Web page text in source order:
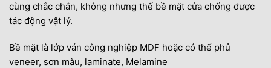
cùng chắc chắn, không nhưng thế bề mặt cửa chống được
tác động vật lý.
Bề mặt là lớp ván công nghiệp MDF hoặc có thể phủ
veneer, sơn màu, laminate, Melamine